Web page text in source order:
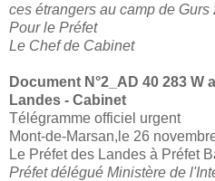
ces étrangers au camp de
Pour le Préfet
Le Chef de Cabinet
Document N°2_ AD 40 283 W
Landes - Cabinet
Télégramme officiel urgent
Mont-de-Marsan,le 26
Le Préfet des Landes à Préfet
Préfet délégué Ministère de